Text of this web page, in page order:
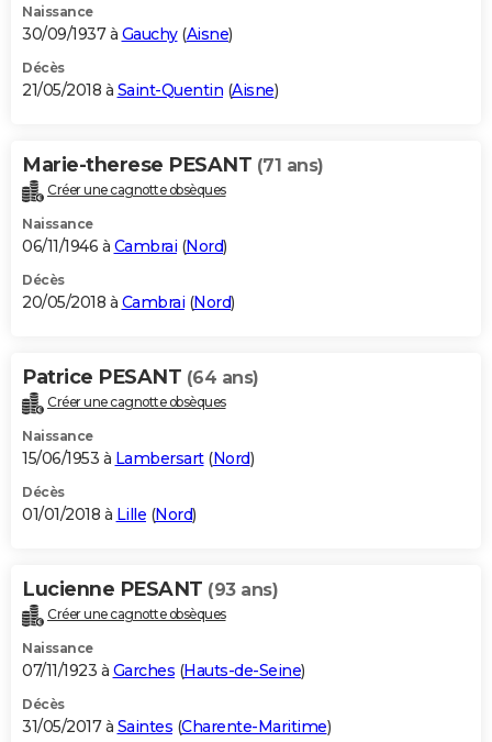
Naissance
30/09/1937 à Gauchy(Aisne)
Décès
21/05/2018 à Saint-Quentin (Aisne)
Marie-therese PESANT (71 ans)
Créer une cagnotte obsèques
Naissance
06/11/1946 à Cambrai (Nord)
Décès
20/05/2018 à Cambrai (Nord)
Patrice PESANT (64 ans)
Créer une cagnotte obsèques
Naissance
15/06/1953 à Lambersart(Nord)
Décès
01/01/2018 à Lille (Nord)
Lucienne PESANT (93 ans)
Créer une cagnotte obsèques
Naissance
07/11/1923 à Garches (Hauts-de-Seine)
Décès
31/05/2017 à Saintes (Charente-Maritime)